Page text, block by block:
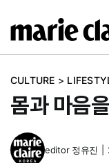
텐
건CULTURE >
몸과 마음
editor 정유진